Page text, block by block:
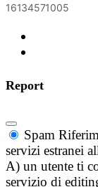
16134571005
Report
Spam
servizi estranei
A) un utente ti
servizio di